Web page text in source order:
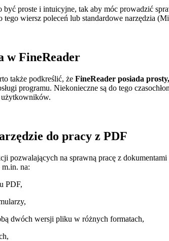
proste i intuicyjne, tak aby móc prowadzić
tego wiersz poleceń lub standardowe narzędzia
w FineReader
także podkreślić, że FineReader posiada
programu. Niekonieczne są do tego
do pracy z PDF
pozwalających na sprawną pracę z
na:
PDF,
dwóch wersji pliku w różnych formatach,